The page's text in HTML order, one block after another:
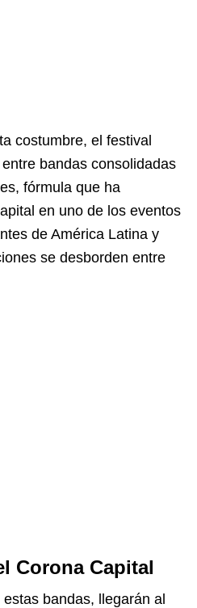
costumbre, el festival
bandas consolidadas
fórmula que ha
en uno de los eventos
de América Latina y
se desborden entre
Corona Capital
bandas, llegarán al